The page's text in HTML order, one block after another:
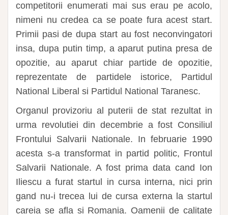
competitorii enumerati mai sus erau pe acolo,
nimeni nu credea ca se poate fura acest start.
Primii pasi de dupa start au fost neconvingatori
insa, dupa putin timp, a aparut putina presa de
opozitie, au aparut chiar partide de opozitie,
reprezentate de partidele istorice, Partidul
National Liberal si Partidul National Taranesc.
Organul provizoriu al puterii de stat rezultat in
urma revolutiei din decembrie a fost Consiliul
Frontului Salvarii Nationale. In februarie 1990
acesta s-a transformat in partid politic, Frontul
Salvarii Nationale. A fost prima data cand Ion
Iliescu a furat startul in cursa interna, nici prin
gand nu-i trecea lui de cursa externa la startul
careia se afla si Romania. Oamenii de calitate